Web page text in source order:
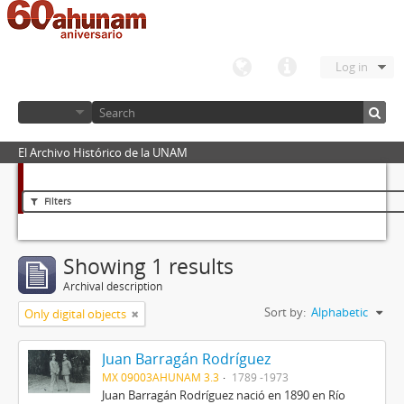
Log in
El Archivo Histórico de la UNAM
Filters
Showing 1 results
Archival description
Only digital objects Sort by: Alphabetic
Juan Barragán Rodríguez
MX 09003AHUNAM 3.3 1789 -1973
Juan Barragán Rodríguez nació en 1890 en Río